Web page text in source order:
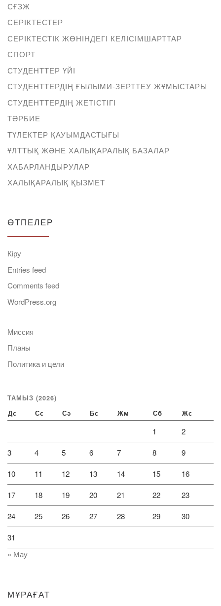
СҒЗЖ
СЕРІКТЕСТЕР
СЕРІКТЕСТІК ЖӨНІНДЕГІ КЕЛІСІМШАРТТАР
СПОРТ
СТУДЕНТТЕР ҮЙІ
СТУДЕНТТЕРДІҢ ҒЫЛЫМИ-ЗЕРТТЕУ ЖҰМЫСТАРЫ
СТУДЕНТТЕРДІҢ ЖЕТІСТІГІ
ТӘРБИЕ
ТҮЛЕКТЕР ҚАУЫМДАСТЫҒЫ
ҰЛТТЫҚ ЖӘНЕ ХАЛЫҚАРАЛЫҚ БАЗАЛАР
ХАБАРЛАНДЫРУЛАР
ХАЛЫҚАРАЛЫҚ ҚЫЗМЕТ
ӨТПЕЛЕР
Кіру
Entries feed
Comments feed
WordPress.org
Миссия
Планы
Политика и цели
ТАМЫЗ (2026)
Дс Сс Сә Бс Жм Сб Жс
1 2
3 4 5 6 7 8 9
10 11 12 13 14 15 16
17 18 19 20 21 22 23
24 25 26 27 28 29 30
31
« Мау
МҰРАҒАТ